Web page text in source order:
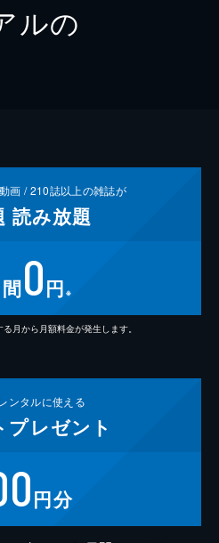
ルの
画 /210誌以上の雑誌が
読み放題
0円 ※
月から月額料金が発生します。
ンタルに使える
プレゼント
円分